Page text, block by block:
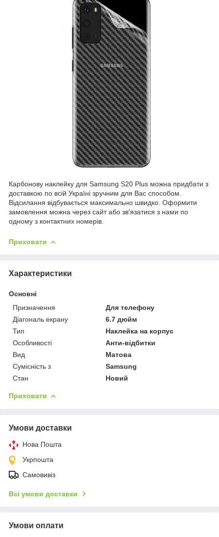
Карбонову наклейку для Samsung S20 Plus можна придбати з
доставкою по всій Україні зручним для Вас способом.
Відсилання відбувається максимально швидко. Оформити
замовлення можна через сайт або зв'язатися з нами по
одному з контактних номерів.
Приховати
Характеристики
Основні
Призначення
Для телефону
Діагональ екрану
6.7 дюйм
Тип
Наклейка на корпус
Особливості
Анти-відбитки
Вид
Матова
Сумісність з
Samsung
Стан
Новий
Приховати
Умови доставки
Нова Пошта
Укрпошта
Самовивіз
Всі умови доставки
Умови оплати